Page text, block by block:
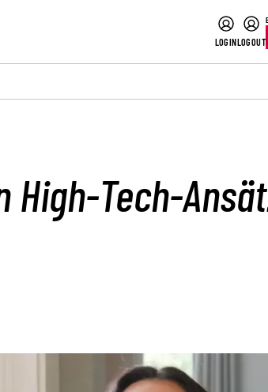
LOGINLOGOUT
High-Tech-